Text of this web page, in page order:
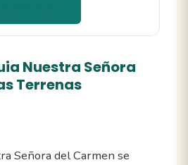
Nuestra Señora
Terrenas
Señora del Carmen se